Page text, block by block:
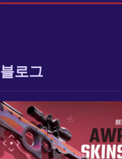
블로그